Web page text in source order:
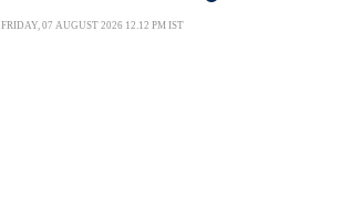
FRIDAY, 07 AUGUST 2026 12.12 PM IST